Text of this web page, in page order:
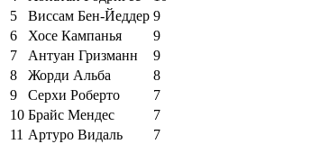
5
Виссам Бен-Йеддер 9
6
Хосе Кампанья
9
7
Антуан Гризманн
9
8
Жорди Альба
8
9
Серхи Роберто
7
10 Брайс Мендес
7
11 Артуро Видаль
7